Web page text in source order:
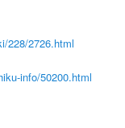
228/2726.html
info/50200.html